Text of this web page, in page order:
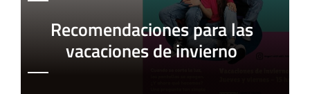
Recomendaciones para las
vacaciones de invierno